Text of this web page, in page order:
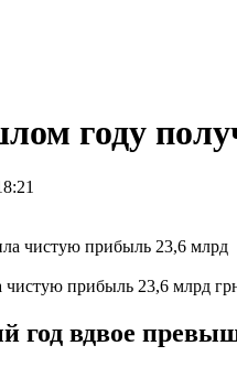
году
прибыль 23,6 млрд
вдвое